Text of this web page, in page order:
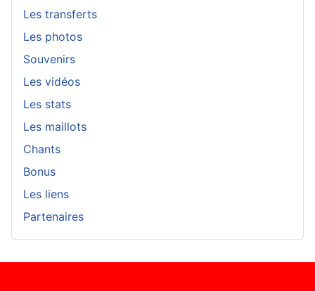
Les transferts
Les photos
Souvenirs
Les vidéos
Les stats
Les maillots
Chants
Bonus
Les liens
Partenaires